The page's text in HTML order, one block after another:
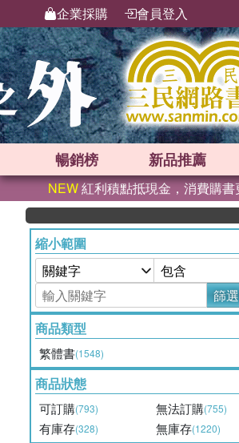
企業採購 會員登入
暢銷榜 新品推薦
NEW紅利積點抵現金，消費購書
縮小範圍
篩
商品類型
繁體書(1548)
商品狀態
可訂購(793) 無法訂購(755)
有庫存(328) 無庫存(1220)